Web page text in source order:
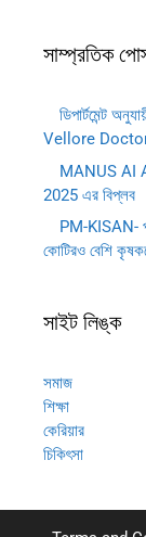
সাম্প্রতিক
ডিপার্টমেন্ট
Vellore
MANUS AI
2025 এর বিপ্লব
PM-KISAN-
কোটিরও বেশি
সাইট লিঙ্ক
সমাজ
শিক্ষা
কেরিয়ার
চিকিৎসা